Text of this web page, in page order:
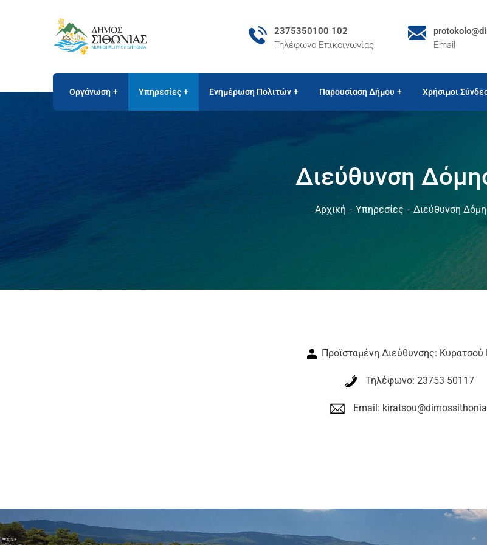
2375350100 102
Τηλέφωνο Επικοινωνίας
Email
Οργάνωση Υπηρεσίες Ενημέρωση Πολιτών Παρουσίαση Δήμου Χρήσιμοι
Διεύθυνση
Αρχική Υπηρεσίες Διεύθυνση
Προϊσταμένη Διεύθυνσης: Κυρατσού
Τηλέφωνο: 23753 50117
Email: